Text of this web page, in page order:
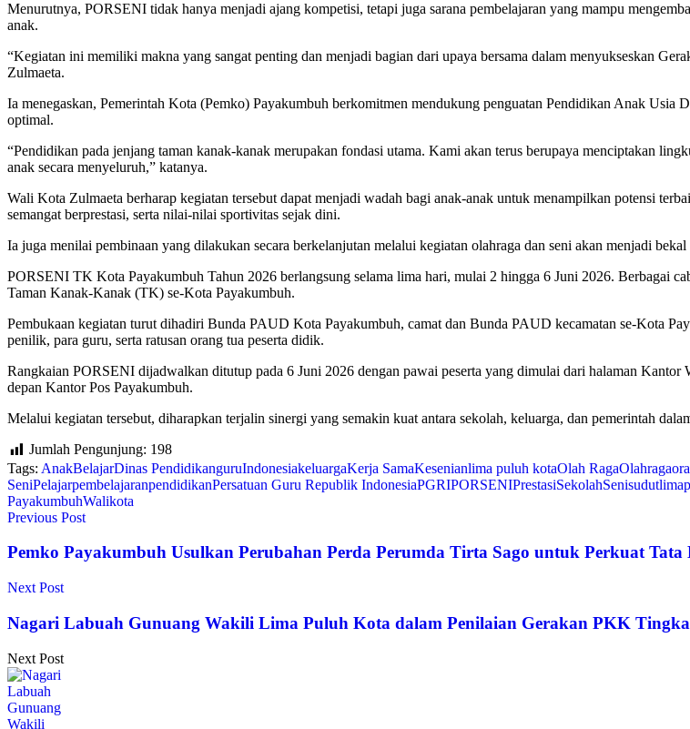
Menurutnya, PORSENI tidak hanya menjadi ajang kompetisi, tetapi juga sarana pembelajaran yang mampu
anak.
“Kegiatan ini memiliki makna yang sangat penting dan menjadi bagian dari upaya bersama dalam menyukseskan
Zulmaeta.
Ia menegaskan, Pemerintah Kota (Pemko) Payakumbuh berkomitmen mendukung penguatan Pendidikan Anak
optimal.
“Pendidikan pada jenjang taman kanak-kanak merupakan fondasi utama. Kami akan terus berupaya menciptakan
anak secara menyeluruh,” katanya.
Wali Kota Zulmaeta berharap kegiatan tersebut dapat menjadi wadah bagi anak-anak untuk menampilkan potensi
semangat berprestasi, serta nilai-nilai sportivitas sejak dini.
Ia juga menilai pembinaan yang dilakukan secara berkelanjutan melalui kegiatan olahraga dan seni akan menjadi
PORSENI TK Kota Payakumbuh Tahun 2026 berlangsung selama lima hari, mulai 2 hingga 6 Juni 2026. Berbagai
Taman Kanak-Kanak (TK) se-Kota Payakumbuh.
Pembukaan kegiatan turut dihadiri Bunda PAUD Kota Payakumbuh, camat dan Bunda PAUD kecamatan se-Kota
penilik, para guru, serta ratusan orang tua peserta didik.
Rangkaian PORSENI dijadwalkan ditutup pada 6 Juni 2026 dengan pawai peserta yang dimulai dari halaman
depan Kantor Pos Payakumbuh.
Melalui kegiatan tersebut, diharapkan terjalin sinergi yang semakin kuat antara sekolah, keluarga, dan pemerintah
Jumlah Pengunjung: 198
Tags: AnakBelajarDinas PendidikanguruIndonesiakeluargaKerja SamaKesenianlima puluh kotaOlah RagaOlahraga
SeniPelajarpembelajaranpendidikanPersatuan Guru Republik IndonesiaPGRIPORSENIPrestasiSekolahSeni
PayakumbuhWalikota
Previous Post
Pemko Payakumbuh Usulkan Perubahan Perda Perumda Tirta Sago untuk Perkuat
Next Post
Nagari Labuah Gunuang Wakili Lima Puluh Kota dalam Penilaian Gerakan PKK
Next Post